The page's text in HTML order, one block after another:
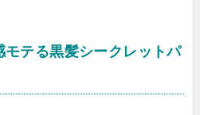
テる黒髪シークレットパ